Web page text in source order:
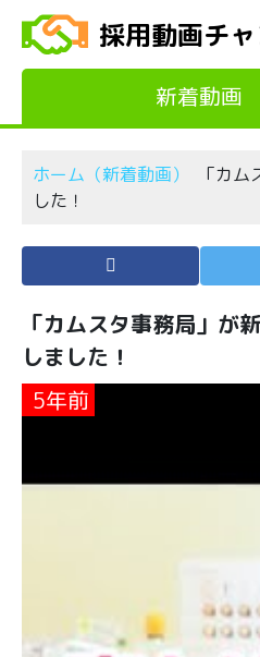
採用動画チ
新着動画
ホーム（新着動画）
「カ
した！
「カムスタ事務局」
しました！
5年前